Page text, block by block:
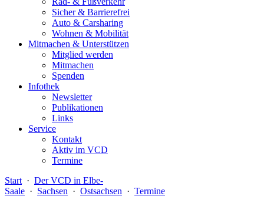
Sicher & Barrierefrei
Auto & Carsharing
Wohnen & Mobilität
Mitmachen & Unterstützen
Mitglied werden
Mitmachen
Spenden
Infothek
Newsletter
Publikationen
Links
Service
Kontakt
Aktiv im VCD
Termine
Start · Der VCD in Elbe-
Saale · Sachsen · Ostsachsen · Termine